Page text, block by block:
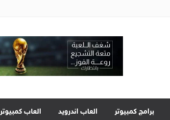
برامج كمبيوتر العاب اندرويد العاب كمبيوتر